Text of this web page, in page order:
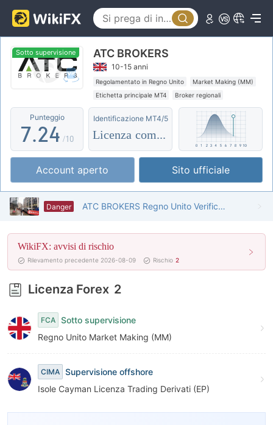
Sotto supervisione ATC BROKERS
10-15 anni
Regolamentato in Regno Unito
Market Making (MM)
Etichetta principale MT4
Broker regionali
Alto rischio potenziale
Supervisione offshore
Punteggio
2
3
4
5
6
7
8
9
.
0
1
2
3
4
5
6
7
8
0
1
2
3
4
5
6
7
8
9
/10
Identificazione MT4/5
Licenza completa
Account aperto Sito ufficiale
Danger ATC BROKERS Regno Unito Verificato: Nessuna Presenza Fisica Trovata
WikiFX: avvisi di rischio
Rilevamento precedente 2026-08-09 Rischio 2
Licenza Forex 2
FCA Sotto supervisione
Regno Unito Market Making (MM)
CIMA Supervisione offshore
Isole Cayman Licenza Trading Derivati (EP)